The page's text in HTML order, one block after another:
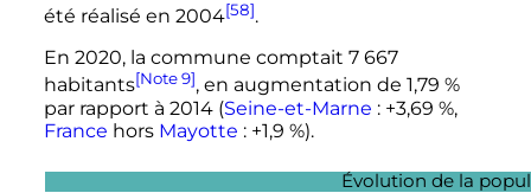
été réalisé en 2004[58].
En 2020, la commune comptait 7 667
habitants[Note 9], en augmentation de 1,79 %
par rapport à 2014 (Seine-et-Marne : +3,69 %,
France hors Mayotte : +1,9 %).
Évolution de la